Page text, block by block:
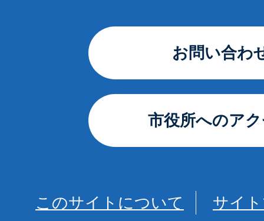
お問い合わ
市役所へのア
このサイトについて
サイ